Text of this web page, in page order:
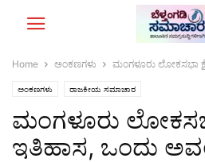
Home ಅಂಕಣಗಳು ಮಂಗಳೂರು ಲೋಕಸಭಾ
ಅಂಕಣಗಳು ರಾಜಕೀಯ ಸಮಾಚಾರ
ಮಂಗಳೂರು
ಇತಿಹಾಸ, ಒಂದು